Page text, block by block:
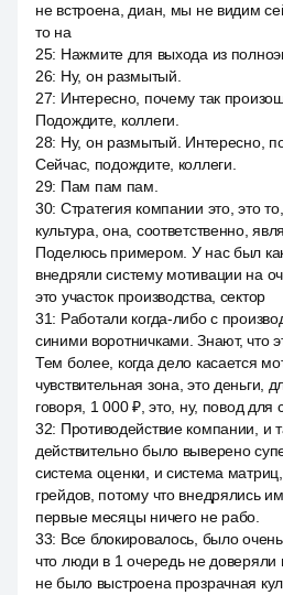
не встроена, диан, мы не видим
то на
25: Нажмите для выхода из
26: Ну, он размытый.
27: Интересно, почему так
Подождите, коллеги.
28: Ну, он размытый. Интересно,
Сейчас, подождите, коллеги.
29: Пам пам пам.
30: Стратегия компании это, это
культура, она, соответственно,
Поделюсь примером. У нас был
внедряли систему мотивации на
это участок производства, сектор
31: Работали когда-либо с
синими воротничками. Знают, что
Тем более, когда дело касается
чувствительная зона, это деньги,
говоря, 1 000 ₽, это, ну, повод для
32: Противодействие компании, и
действительно было выверено
система оценки, и система
грейдов, потому что внедрялись
первые месяцы ничего не рабо.
33: Все блокировалось, было
что люди в 1 очередь не
не было выстроена прозрачная